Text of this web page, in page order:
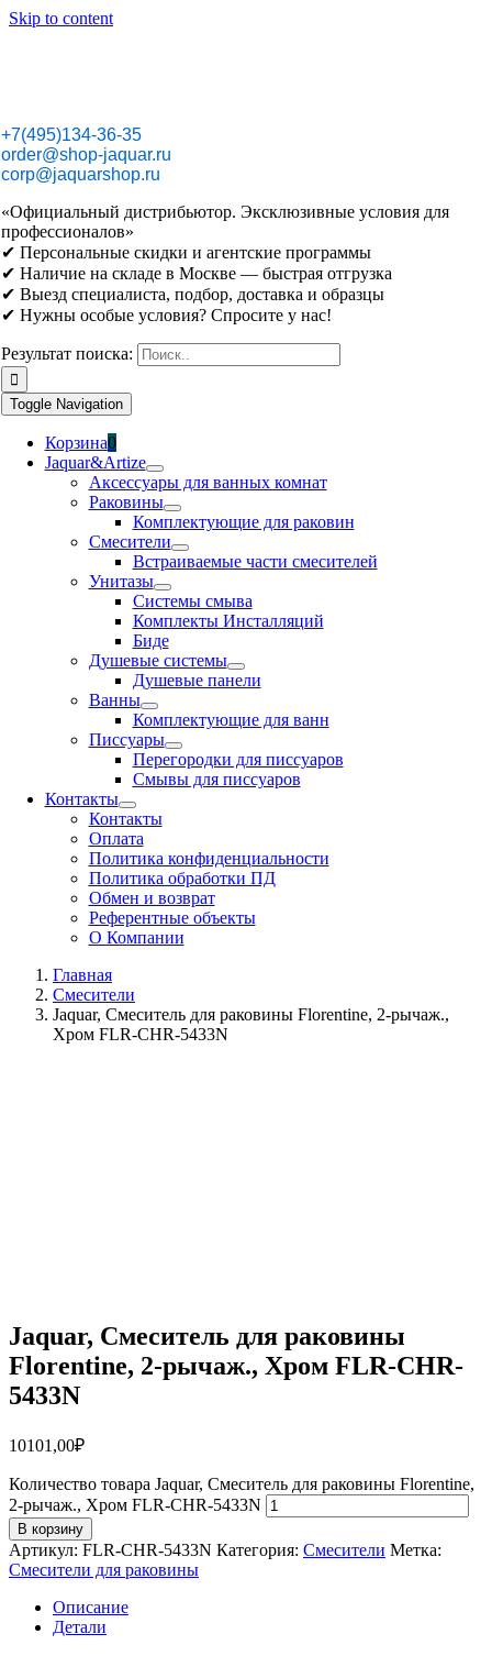
Skip to content
+7(495)134-36-35
order@shop-jaquar.ru
corp@jaquarshop.ru
«Официальный дистрибьютор. Эксклюзивные условия для
профессионалов»
✔ Персональные скидки и агентские программы
✔ Наличие на складе в Москве — быстрая отгрузка
✔ Выезд специалиста, подбор, доставка и образцы
✔ Нужны особые условия? Спросите у нас!
Результат поиска:
Toggle Navigation
Корзина0
Jaquar&Artize
Аксессуары для ванных комнат
Раковины
Комплектующие для раковин
Смесители
Встраиваемые части смесителей
Унитазы
Системы смыва
Комплекты Инсталляций
Биде
Душевые системы
Душевые панели
Ванны
Комплектующие для ванн
Писсуары
Перегородки для писсуаров
Смывы для писсуаров
Контакты
Контакты
Оплата
Политика конфиденциальности
Политика обработки ПД
Обмен и возврат
Референтные объекты
О Компании
Главная
Смесители
Jaquar, Смеситель для раковины Florentine, 2-рычаж.,
Хром FLR-CHR-5433N
Jaquar, Смеситель для раковины
Florentine, 2-рычаж., Хром FLR-CHR-
5433N
10101,00₽
Количество товара Jaquar, Смеситель для раковины Florentine,
2-рычаж., Хром FLR-CHR-5433N
В корзину
Артикул: FLR-CHR-5433N Категория: Смесители Метка:
Смесители для раковины
Описание
Детали